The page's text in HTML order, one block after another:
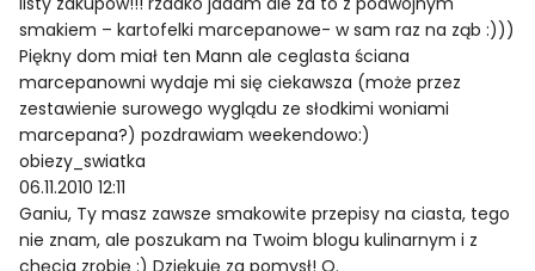
smakiem – kartofelki marcepanowe- w sam raz na ząb :)))
Piękny dom miał ten Mann ale ceglasta ściana
marcepanowni wydaje mi się ciekawsza (może przez
zestawienie surowego wyglądu ze słodkimi woniami
marcepana?) pozdrawiam weekendowo:)
obiezy_swiatka
06.11.2010 12:11
Ganiu, Ty masz zawsze smakowite przepisy na ciasta, tego
nie znam, ale poszukam na Twoim blogu kulinarnym i z